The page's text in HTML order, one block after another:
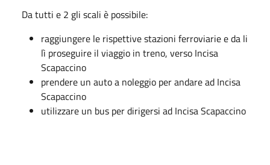
Da tutti e 2 gli scali è possibile:
raggiungere le rispettive stazioni ferroviarie e da li
lì proseguire il viaggio in treno, verso Incisa
Scapaccino
prendere un auto a noleggio per andare ad Incisa
Scapaccino
utilizzare un bus per dirigersi ad Incisa Scapaccino